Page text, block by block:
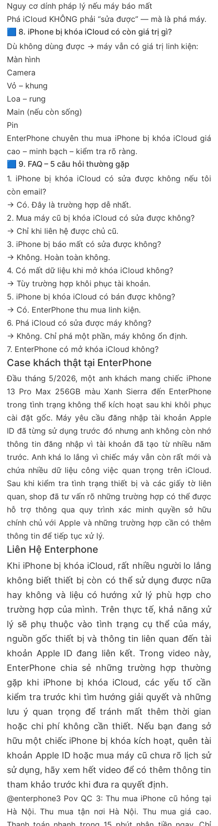
Nguy cơ dính pháp lý nếu máy báo mất
Phá iCloud KHÔNG phải “sửa được” — mà là phá máy.
🟦 8. iPhone bị khóa iCloud có còn giá trị gì?
Dù không dùng được → máy vẫn có giá trị linh kiện:
Màn hình
Camera
Vỏ – khung
Loa – rung
Main (nếu còn sống)
Pin
EnterPhone chuyên thu mua iPhone bị khóa iCloud giá
cao – minh bạch – kiểm tra rõ ràng.
🟦 9. FAQ – 5 câu hỏi thường gặp
1. iPhone bị khóa iCloud có sửa được không nếu tôi
còn email?
→ Có. Đây là trường hợp dễ nhất.
2. Mua máy cũ bị khóa iCloud có sửa được không?
→ Chỉ khi liên hệ được chủ cũ.
3. iPhone bị báo mất có sửa được không?
→ Không. Hoàn toàn không.
4. Có mất dữ liệu khi mở khóa iCloud không?
→ Tùy trường hợp khôi phục tài khoản.
5. iPhone bị khóa iCloud có bán được không?
→ Có. EnterPhone thu mua linh kiện.
6. Phá iCloud có sửa được máy không?
→ Không. Chỉ phá một phần, máy không ổn định.
7. EnterPhone có mở khóa iCloud không?
Case khách thật tại EnterPhone
Đầu tháng 5/2026, một anh khách mang chiếc iPhone
13 Pro Max 256GB màu Xanh Sierra đến EnterPhone
trong tình trạng không thể kích hoạt sau khi khôi phục
cài đặt gốc. Máy yêu cầu đăng nhập tài khoản Apple
ID đã từng sử dụng trước đó nhưng anh không còn nhớ
thông tin đăng nhập vì tài khoản đã tạo từ nhiều năm
trước. Anh khá lo lắng vì chiếc máy vẫn còn rất mới và
chứa nhiều dữ liệu công việc quan trọng trên iCloud.
Sau khi kiểm tra tình trạng thiết bị và các giấy tờ liên
quan, shop đã tư vấn rõ những trường hợp có thể được
hỗ trợ thông qua quy trình xác minh quyền sở hữu
chính chủ với Apple và những trường hợp cần có thêm
thông tin để tiếp tục xử lý.
Liên Hệ Enterphone
Khi iPhone bị khóa iCloud, rất nhiều người lo lắng
không biết thiết bị còn có thể sử dụng được nữa
hay không và liệu có hướng xử lý phù hợp cho
trường hợp của mình. Trên thực tế, khả năng xử
lý sẽ phụ thuộc vào tình trạng cụ thể của máy,
nguồn gốc thiết bị và thông tin liên quan đến tài
khoản Apple ID đang liên kết. Trong video này,
EnterPhone chia sẻ những trường hợp thường
gặp khi iPhone bị khóa iCloud, các yếu tố cần
kiểm tra trước khi tìm hướng giải quyết và những
lưu ý quan trọng để tránh mất thêm thời gian
hoặc chi phí không cần thiết. Nếu bạn đang sở
hữu một chiếc iPhone bị khóa kích hoạt, quên tài
khoản Apple ID hoặc mua máy cũ chưa rõ lịch sử
sử dụng, hãy xem hết video để có thêm thông tin
tham khảo trước khi đưa ra quyết định.
@enterphone3 Pov QC 3: Thu mua iPhone cũ hỏng tại
Hà Nội. Thu mua tận nơi Hà Nội. Thu mua giá cao.